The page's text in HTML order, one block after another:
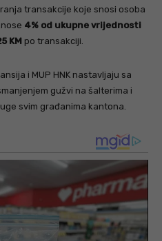
transakcije koje snosi osoba
4% od ukupne vrijednosti
KM po transakciji.
i MUP HNK nastavljaju sa
gužvi na šalterima i
svim građanima kantona.